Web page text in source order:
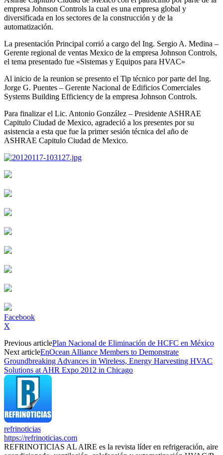
empresa Johnson Controls la cual es una empresa global y
diversificada en los sectores de la construcción y de la
automatización.
La presentación Principal corrió a cargo del Ing. Sergio A. Medina –
Gerente regional de ventas Mexico de la empresa Johnson Controls,
el tema presentado fue «Sistemas y Equipos para HVAC»
Al inicio de la reunion se presento el Tip técnico por parte del Ing.
Jorge G. Puentes – Gerente Nacional de Edificios Comerciales
Systems Building Efficiency de la empresa Johnson Controls.
Para finalizar el Lic. Antonio González – Presidente ASHRAE
Capitulo Ciudad de Mexico, agradeció a los presentes por su
asistencia a esta que fue la primer sesión técnica del año de
ASHRAE Capitulo Ciudad de Mexico.
Facebook
X
Previous articlePlan Nacional de Eliminación de HCFC en México
Next articleEnOcean Alliance Members to Demonstrate
Groundbreaking Advances in Wireless, Energy Harvesting HVAC
Solutions at AHR Expo 2012 in Chicago
refrinoticias
https://refrinoticias.com
REFRINOTICIAS AL AIRE es la revista líder en refrigeración, aire